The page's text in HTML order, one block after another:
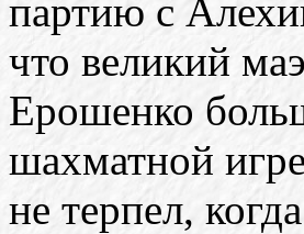
партию с
что великий
Ерошенко
шахматной
не терпел,